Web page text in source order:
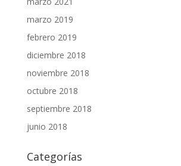
marzo 2019
febrero 2019
diciembre 2018
noviembre 2018
octubre 2018
septiembre 2018
junio 2018
Categorías